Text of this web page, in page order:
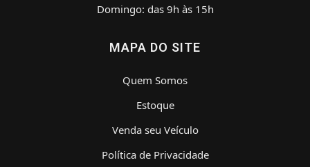
Domingo: das 9h às 15h
MAPA DO SITE
Quem Somos
Estoque
Venda seu Veículo
Política de Privacidade